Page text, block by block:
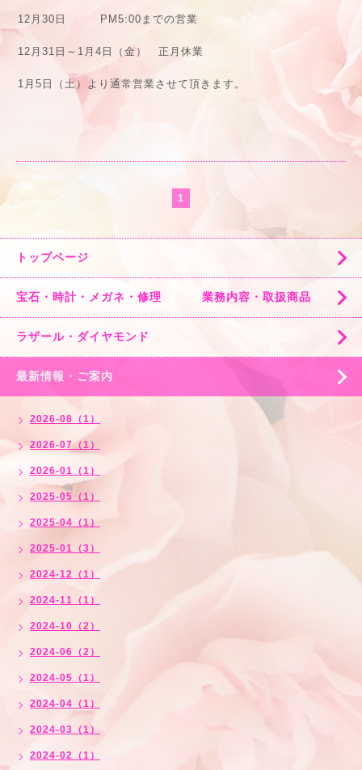
12月30日 PM5:00までの営業
12月31日～1月4日（金） 正月休業
1月5日（土）より通常営業させて頂きます。
1
トップページ
宝石・時計・メガネ・修理 業務内容・取扱商品
ラザール・ダイヤモンド
最新情報・ご案内
2026-08（1）
2026-07（1）
2026-01（1）
2025-05（1）
2025-04（1）
2025-01（3）
2024-12（1）
2024-11（1）
2024-10（2）
2024-06（2）
2024-05（1）
2024-04（1）
2024-03（1）
2024-02（1）